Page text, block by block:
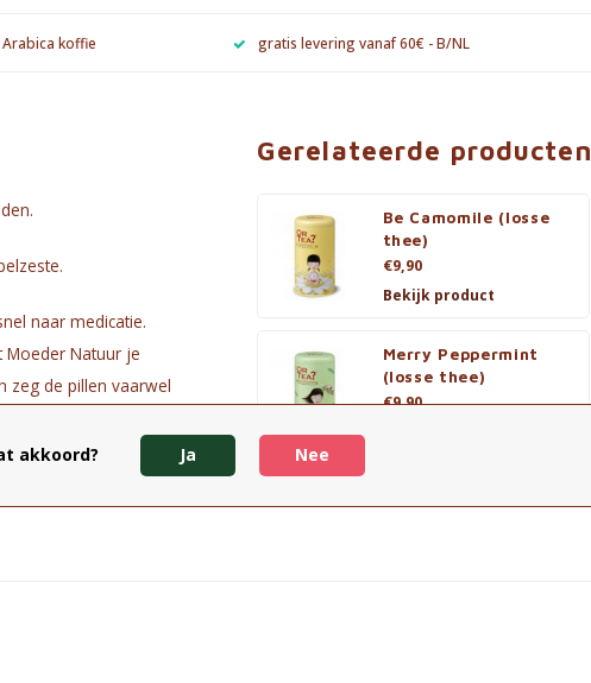
koffie gratis levering vanaf 60€ - B/NL
naar medicatie.
Moeder Natuur je
zeg de pillen vaarwel
Gerelateerde producten
Be Camomile (losse
thee)
€9,90
Bekijk product
Merry Peppermint
(losse thee)
€9,90
akkoord? Ja Nee